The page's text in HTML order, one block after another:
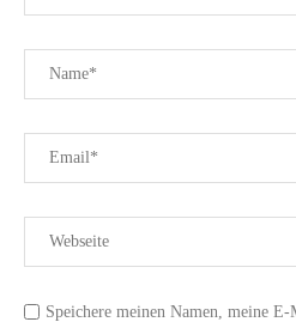
Speichere meinen Namen, meine